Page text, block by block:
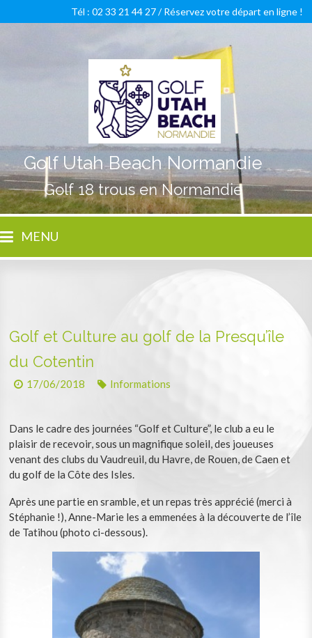
Golf Utah Beach Normandie
Golf 18 trous en Normandie
Tél : 02 33 21 44 27 /Réservez votre départ en ligne !
MENU
Golf et Culture au golf de la Presqu’île
du Cotentin
17/06/2018 Informations
Dans le cadre des journées “Golf et Culture”, le club a eu le
plaisir de recevoir, sous un magnifique soleil, des joueuses
venant des clubs du Vaudreuil, du Havre, de Rouen, de Caen et
du golf de la Côte des Isles.
Après une partie en sramble, et un repas très apprécié (merci à
Stéphanie !), Anne-Marie les a emmenées à la découverte de l’île
de Tatihou (photo ci-dessous).